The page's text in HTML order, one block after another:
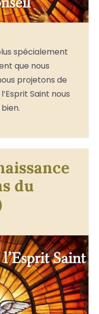
spécialement
que nous
projetons de
Saint nous
du